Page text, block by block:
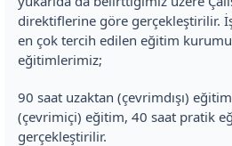
direktiflerine göre gerçekleştirilir.
en çok tercih edilen eğitim kurumu
eğitimlerimiz;
90 saat uzaktan (çevrimdışı)
(çevrimiçi) eğitim, 40 saat pratik
gerçekleştirilir.